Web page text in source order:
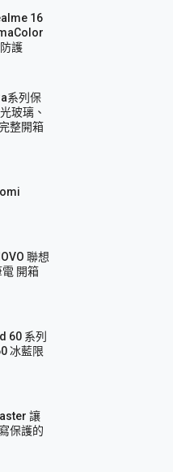
16
護
系列保
玻璃、
整開箱
聯想
開箱
60 系列
冰藍限
讓
保護的